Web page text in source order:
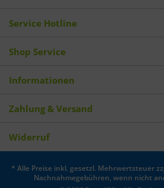
Service Hotline
Shop Service
Informationen
Zahlung & Versand
Widerruf
* Alle Preise inkl. gesetzl. Mehrwertsteuer
Nachnahmegebühren, wenn nicht